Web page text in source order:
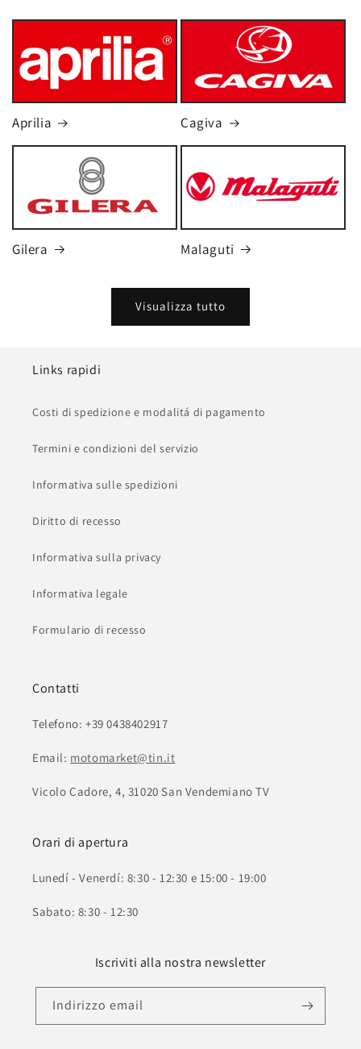
Aprilia Cagiva
Gilera Malaguti
Visualizza tutto
Links rapidi
Costi di spedizione e modalitá di pagamento
Termini e condizioni del servizio
Informativa sulle spedizioni
Diritto di recesso
Informativa sulla privacy
Informativa legale
Formulario di recesso
Contatti
Telefono: +39 0438402917
Email: motomarket@tin.it
Vicolo Cadore, 4, 31020 San Vendemiano TV
Orari di apertura
Lunedí - Venerdí: 8:30 - 12:30 e 15:00 - 19:00
Sabato: 8:30 - 12:30
Iscriviti alla nostra newsletter
Indirizzo email